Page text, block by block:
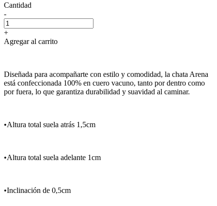
Cantidad
-
+
Agregar al carrito
Diseñada para acompañarte con estilo y comodidad, la chata Arena
está confeccionada 100% en cuero vacuno, tanto por dentro como
por fuera, lo que garantiza durabilidad y suavidad al caminar.
•Altura total suela atrás 1,5cm
•Altura total suela adelante 1cm
•Inclinación de 0,5cm